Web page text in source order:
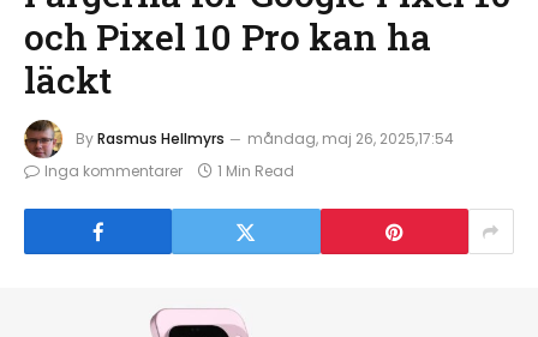
och Pixel 10 Pro kan ha
läckt
ByRasmus Hellmyrs
måndag, maj 26, 2025,17:54
Inga kommentarer
1 Min Read